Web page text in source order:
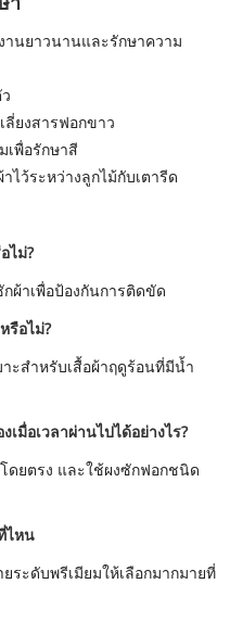
านยาวนานและรักษาความ
ยงสารฟอกขาว
พื่อรักษาสี
ไว้ระหว่างลูกไม้กับเตารีด
ไม่?
ผ้าเพื่อป้องกันการติดขัด
รือไม่?
ะสำหรับเสื้อผ้าฤดูร้อนที่มีน้ำ
มื่อเวลาผ่านไปได้อย่างไร?
ดยตรง และใช้ผงซักฟอกชนิด
ไหน
ระดับพรีเมียมให้เลือกมากมายที่